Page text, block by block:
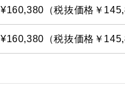
¥160,380（税抜価格￥
¥160,380（税抜価格￥